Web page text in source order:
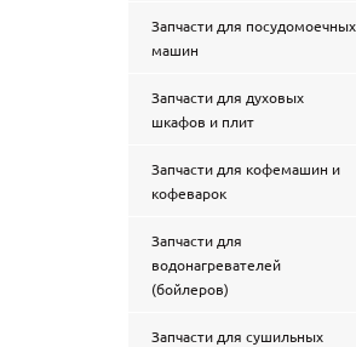
Запчасти для посудомоечных
машин
Запчасти для духовых
шкафов и плит
Запчасти для кофемашин и
кофеварок
Запчасти для
водонагревателей
(бойлеров)
Запчасти для сушильных